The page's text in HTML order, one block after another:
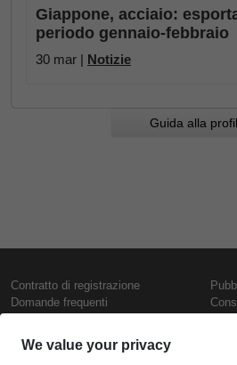
Giappone, acciaio:
periodo gennaio-febbraio
30 mar | Notizie
Guida alla
Contratto di registrazione
Domande frequenti
Presentazione
Contattaci